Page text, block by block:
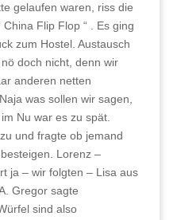
gelaufen waren, riss die
Flip Flop “ . Es ging
zum Hostel. Austausch
doch nicht, denn wir
anderen netten
was sollen wir sagen,
Nu war es zu spät.
und fragte ob jemand
Lorenz –
ja – wir folgten – Lisa aus
Gregor sagte
sind also